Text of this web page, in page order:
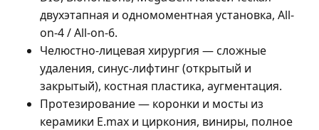
двухэтапная и одномоментная установка, All-
on-4 / All-on-6.
Челюстно-лицевая хирургия — сложные
удаления, синус-лифтинг (открытый и
закрытый), костная пластика, аугментация.
Протезирование — коронки и мосты из
керамики E.max и циркония, виниры, полное